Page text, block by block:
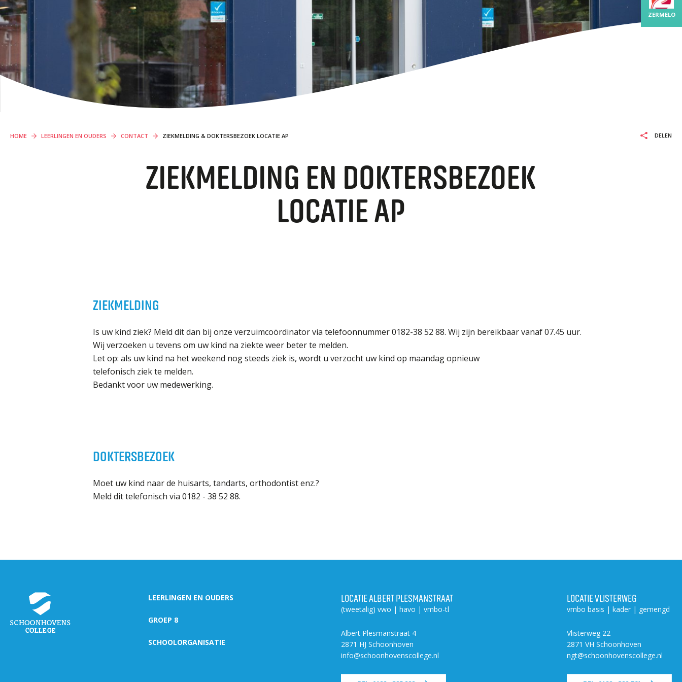
Bevorderingsnormen
PROFIELEN VMBO
ONDERWIJS OP VMBO-TL, HAVO, VWO EN
TWEETALIG VWO
Vakwedstrijden
Technologie en ontwikkeling
VMBO-MBO
TAAL EN REKENEN
ORGANISATIE
Locaties
Klachten en integriteit
GROEP 8
Schoolgids
Onderwijs op vmbo-tl, havo, vwo en tweetalig vwo
VACATURES EN STAGEPLEKKEN
ZERMELO
HOME LEERLINGEN EN OUDERS CONTACT ZIEKMELDING & DOKTERSBEZOEK LOCATIE AP DELEN
ZIEKMELDING EN DOKTERSBEZOEK
LOCATIE AP
ZIEKMELDING
Is uw kind ziek? Meld dit dan bij onze verzuimcoördinator via telefoonnummer 0182-38 52 88. Wij zijn bereikbaar vanaf 07.45 uur.
Wij verzoeken u tevens om uw kind na ziekte weer beter te melden.
Let op: als uw kind na het weekend nog steeds ziek is, wordt u verzocht uw kind op maandag opnieuw
telefonisch ziek te melden.
Bedankt voor uw medewerking.
DOKTERSBEZOEK
Moet uw kind naar de huisarts, tandarts, orthodontist enz.?
Meld dit telefonisch via 0182 - 38 52 88.
LEERLINGEN EN OUDERS
GROEP 8
SCHOOLORGANISATIE
LOCATIE ALBERT PLESMANSTRAAT
(tweetalig) vwo | havo | vmbo-tl
Albert Plesmanstraat 4
2871 HJ Schoonhoven
info@schoonhovenscollege.nl
LOCATIE VLISTERWEG
vmbo basis | kader | gemengd
Vlisterweg 22
2871 VH Schoonhoven
ngt@schoonhovenscollege.nl